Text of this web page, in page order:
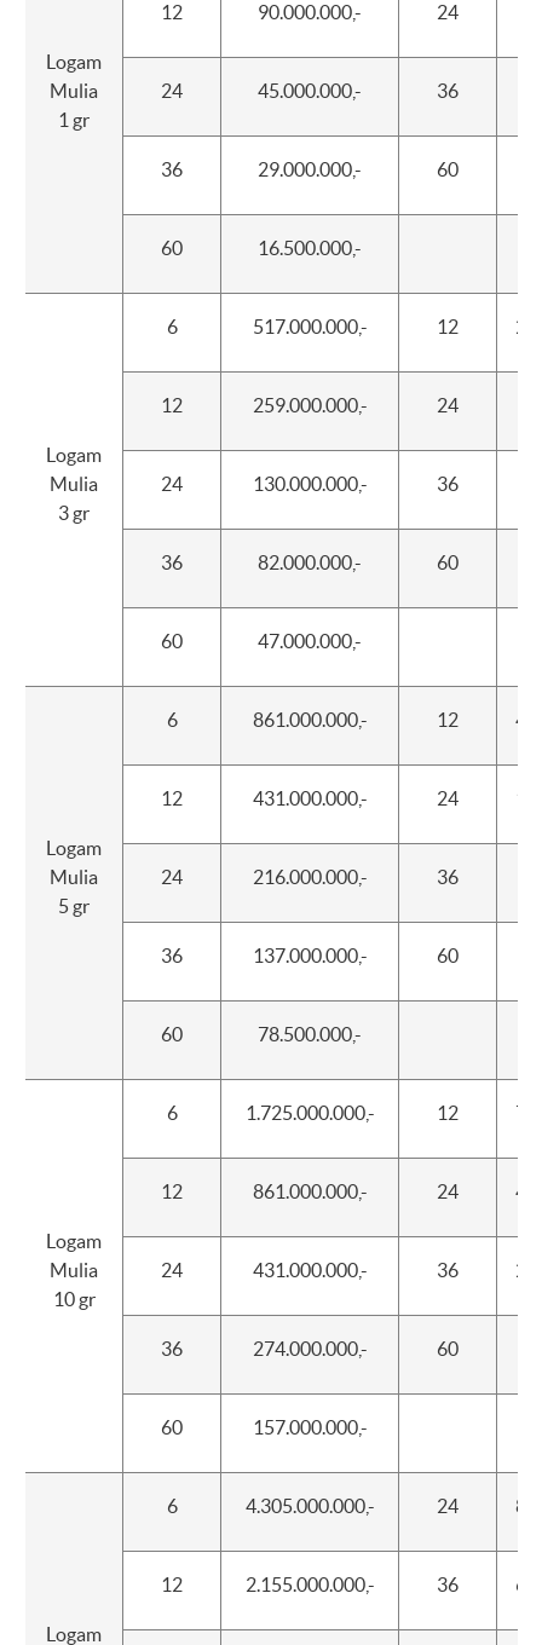
Logam
Mulia
1 gr
12 90.000.000,- 24
24 45.000.000,- 36
36 29.000.000,- 60
60 16.500.000,-
Logam
Mulia
3 gr
6 517.000.000,- 12
12 259.000.000,- 24
24 130.000.000,- 36
36 82.000.000,- 60
60 47.000.000,-
Logam
Mulia
5 gr
6 861.000.000,- 12
12 431.000.000,- 24
24 216.000.000,- 36
36 137.000.000,- 60
60 78.500.000,-
Logam
Mulia
10 gr
6 1.725.000.000,- 12
12 861.000.000,- 24
24 431.000.000,- 36
36 274.000.000,- 60
60 157.000.000,-
Logam
6 4.305.000.000,- 24
12 2.155.000.000,- 36